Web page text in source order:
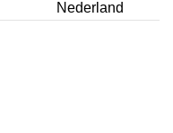
Nederland